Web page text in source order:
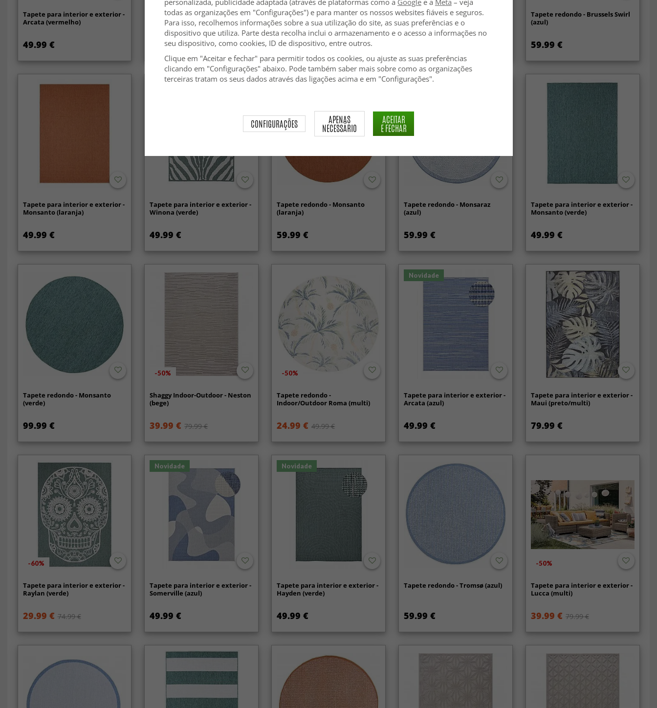
Tapete para interior e exterior -
Arcata (vermelho)
49.99 €
Tapete redondo - Ferragudo
(verde)
59.99 €
Tapete para interior e exterior -
Tromsø (marrom)
19.99 € 39.99 €
Tapete para interior e exterior -
Brussels Weave (azul)
Tapete redondo - Brussels Swirl
(azul)
59.99 €
Tapete para interior e exterior -
Monsanto (laranja)
49.99 €
Tapete para interior e exterior -
Winona (verde)
49.99 €
Tapete redondo - Monsanto
(laranja)
59.99 €
Tapete redondo - Monsaraz
(azul)
59.99 €
Tapete para interior e exterior -
Monsanto (verde)
49.99 €
Tapete redondo - Monsanto
(verde)
99.99 €
-50%
Shaggy Indoor-Outdoor - Neston
(bege)
39.99 € 79.99 €
-50%
Tapete redondo -
Indoor/Outdoor Roma (multi)
24.99 € 49.99 €
Novidade
Tapete para interior e exterior -
Arcata (azul)
49.99 €
Tapete para interior e exterior -
Maui (preto/multi)
79.99 €
-60%
Tapete para interior e exterior -
Raylan (verde)
29.99 € 74.99 €
Novidade
Tapete para interior e exterior -
Somerville (azul)
49.99 €
Novidade
Tapete para interior e exterior -
Hayden (verde)
49.99 €
Tapete redondo - Tromsø (azul)
59.99 €
-50%
Tapete para interior e exterior -
Lucca (multi)
39.99 € 79.99 €
personalizada, publicidade adaptada (através de plataformas como a Googlee a Meta – veja
todas as organizações em "Configurações") e para manter os nossos websites fiáveis e seguros.
Para isso, recolhemos informações sobre a sua utilização do site, as suas preferências e o
dispositivo que utiliza. Parte desta recolha inclui o armazenamento e o acesso a informações no
seu dispositivo, como cookies, ID de dispositivo, entre outros.
Clique em "Aceitar e fechar" para permitir todos os cookies, ou ajuste as suas preferências
clicando em "Configurações" abaixo. Pode também saber mais sobre como as organizações
terceiras tratam os seus dados através das ligações acima e em "Configurações".
CONFIGURAÇÕES APENAS
NECESSÁRIO
ACEITAR
E FECHAR